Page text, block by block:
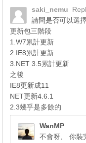
saki_nemu
請問是否可以選
更新包三階段
1.W7累計更新
2.IE8累計更新
3.NET 3.5累計更新
之後
IE8更新成11
NET更新4.6.1
2.3幾乎是多餘的
WanMP
不會呀, 你裝